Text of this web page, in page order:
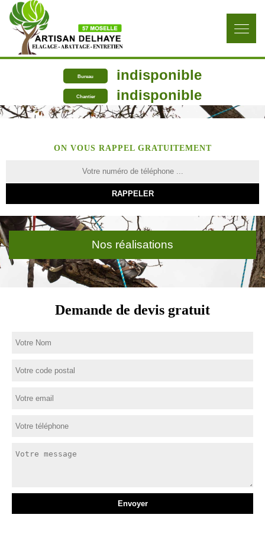
Bureau indisponible
Chantier indisponible
ON VOUS RAPPEL GRATUITEMENT
Nos réalisations
Demande de devis gratuit